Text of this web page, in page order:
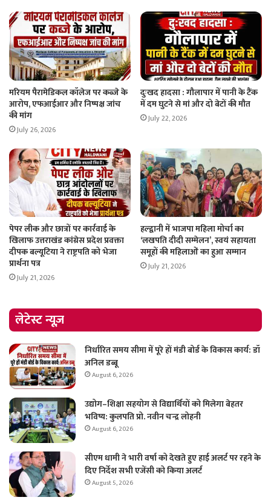
मरियम पैरामेडिकल कॉलेज पर कब्जे के
आरोप, एफआईआर और निष्पक्ष जांच
की मांग
July 26, 2026
दुःखद हादसा : गौलापार में पानी के टैंक
में दम घुटने से मां और दो बेटों की मौत
July 22, 2026
पेपर लीक और छात्रों पर कार्रवाई के
खिलाफ उत्तराखंड कांग्रेस प्रदेश प्रवक्ता
दीपक बल्यूटिया ने राष्ट्रपति को भेजा
प्रार्थना पत्र
July 21, 2026
हल्द्वानी में भाजपा महिला मोर्चा का
‘लखपति दीदी सम्मेलन’, स्वयं सहायता
समूहों की महिलाओं का हुआ सम्मान
July 21, 2026
लेटेस्ट न्यूज़
निर्धारित समय सीमा में पूरे हों मंडी बोर्ड के विकास कार्य: डॉ
अनिल डब्बू
August 6, 2026
उद्योग–शिक्षा सहयोग से विद्यार्थियों को मिलेगा बेहतर
भविष्य: कुलपति प्रो. नवीन चन्द्र लोहनी
August 6, 2026
सीएम धामी ने भारी वर्षा को देखते हुए हाई अलर्ट पर रहने के
दिए निर्देश सभी एजेंसी को किया अलर्ट
August 5, 2026